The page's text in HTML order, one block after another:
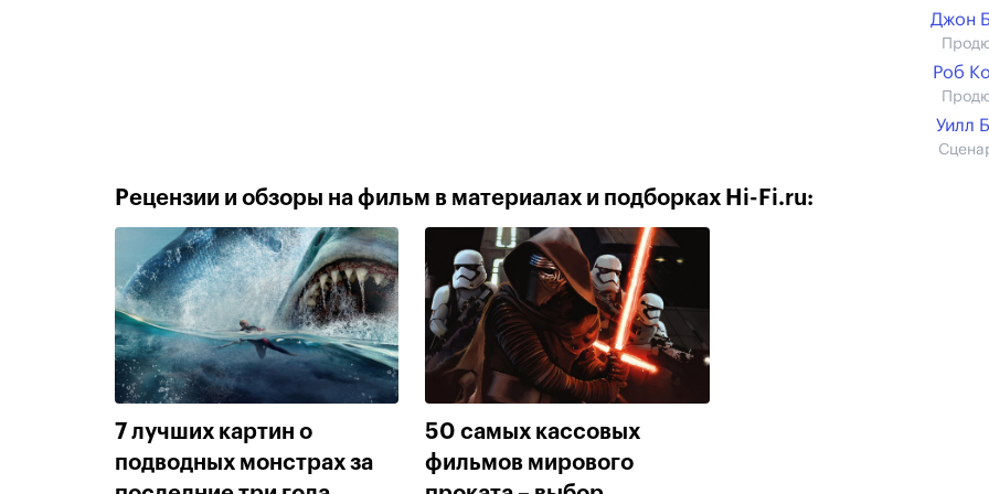
Джон
Роб
Уилл
Рецензии и обзоры на фильм в материалах и подборках Hi-Fi.ru:
7 лучших картин о
подводных монстрах за
50 самых кассовых
фильмов мирового